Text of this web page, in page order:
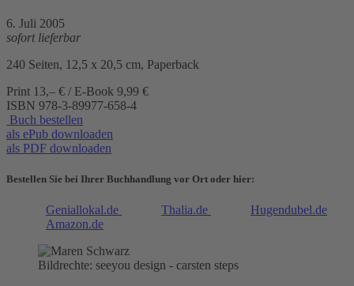
6. Juli 2005
sofort lieferbar
240 Seiten, 12,5 x 20,5 cm, Paperback
Print 13,– € / E-Book 9,99 €
ISBN 978-3-89977-658-4
Buch bestellen
als ePub downloaden
als PDF downloaden
Bestellen Sie bei Ihrer Buchhandlung vor Ort oder hier:
Geniallokal.de Thalia.de
Hugendubel.de
Amazon.de
Bildrechte: seeyou design - carsten steps